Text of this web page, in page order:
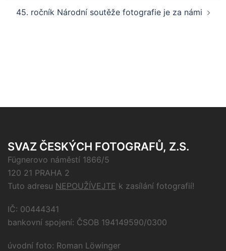
45. ročník Národní soutěže fotografie je za námi
SVAZ ČESKÝCH FOTOGRAFŮ, Z.S.
Fügnerovo náměstí 1866/5
120 21 PRAHA 2
Tuto adresu NEPOUŽÍVEJTE k zasílání fotografií!
IČ: 00444341
bankovní spojení: ČSOB 194149590/0300
úvodní foto: Roman Löwinger